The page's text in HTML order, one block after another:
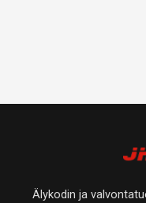
Älykodin ja